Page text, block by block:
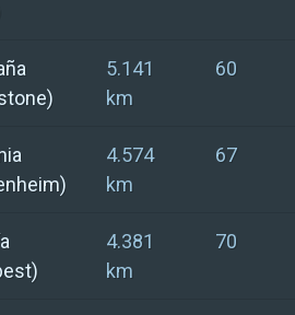
5.141
km
60
4.574
km
67
4.381
km
70